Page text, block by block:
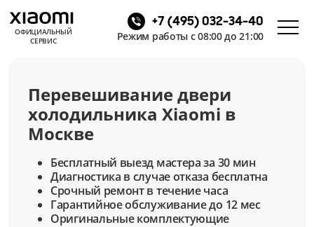
ОФИЦИАЛЬНЫЙ
СЕРВИС
+7 (495) 032-34-40
Режим работы с 08:00 до 21:00
Перевешивание двери
холодильника Xiaomi в
Москве
Бесплатный выезд мастера за 30 мин
Диагностика в случае отказа бесплатна
Срочный ремонт в течение часа
Гарантийное обслуживание до 12 мес
Оригинальные комплектующие